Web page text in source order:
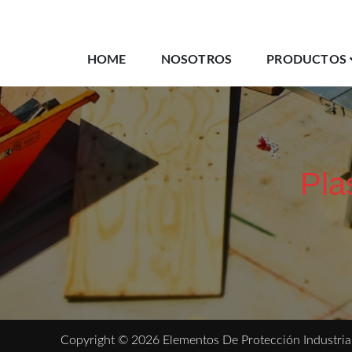
HOME NOSOTROS PRODUCTOS
Copyright © 2026 Elementos De Protección